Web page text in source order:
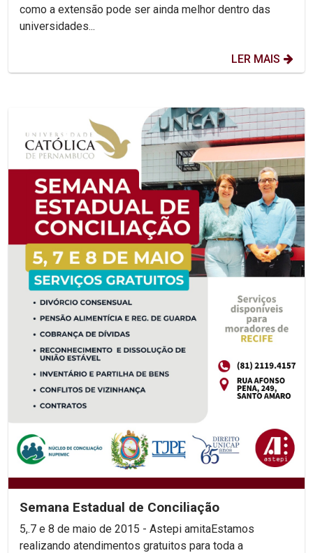
como a extensão pode ser ainda melhor dentro das
universidades...
LER MAIS
Semana Estadual de Conciliação
5,.7 e 8 de maio de 2015 - Astepi amitaEstamos
realizando atendimentos gratuitos para toda a